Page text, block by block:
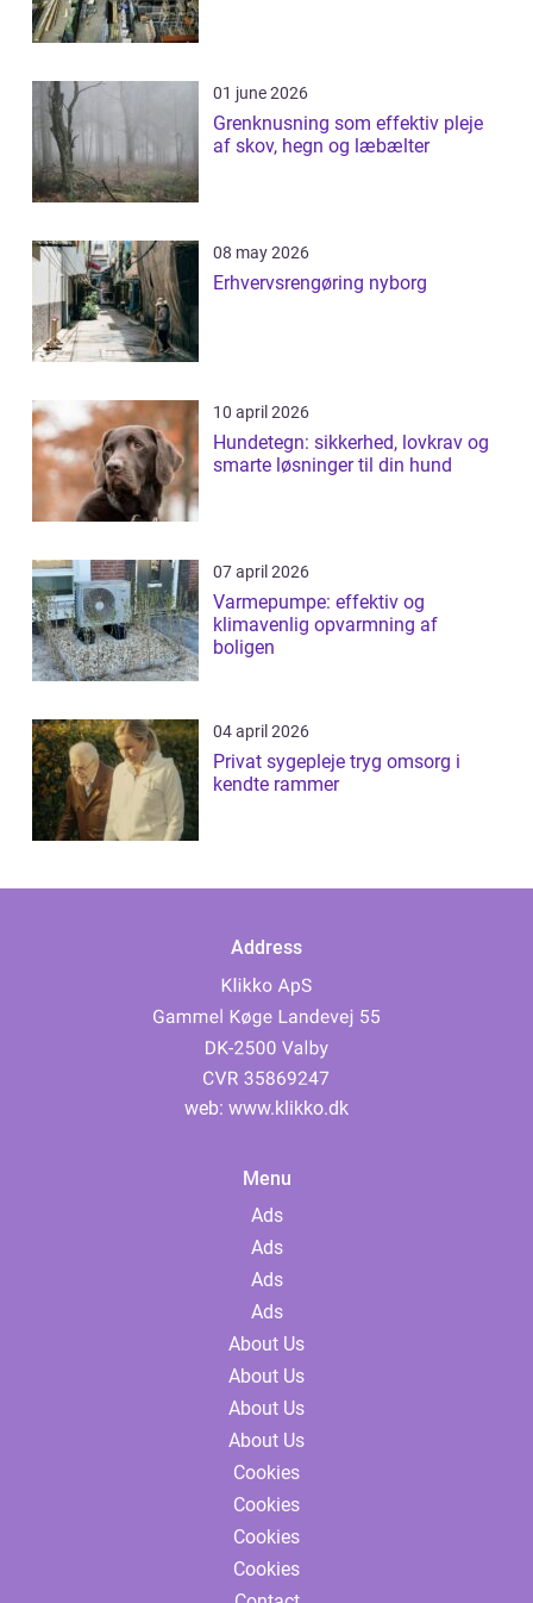
01 june 2026
Grenknusning som effektiv pleje
af skov, hegn og læbælter
08 may 2026
Erhvervsrengøring nyborg
10 april 2026
Hundetegn: sikkerhed, lovkrav og
smarte løsninger til din hund
07 april 2026
Varmepumpe: effektiv og
klimavenlig opvarmning af
boligen
04 april 2026
Privat sygepleje tryg omsorg i
kendte rammer
Address
web: www.klikko.dk
Menu
Ads
Ads
Ads
Ads
About Us
About Us
About Us
About Us
Cookies
Cookies
Cookies
Cookies